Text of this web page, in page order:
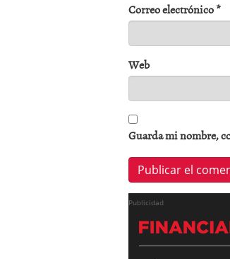
Correo electrónico*
Web
Guarda mi nombre,
Publicidad